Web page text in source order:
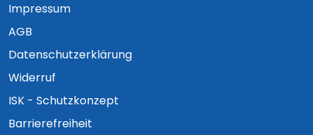
Impressum
AGB
Datenschutzerklärung
Widerruf
ISK - Schutzkonzept
Barrierefreiheit